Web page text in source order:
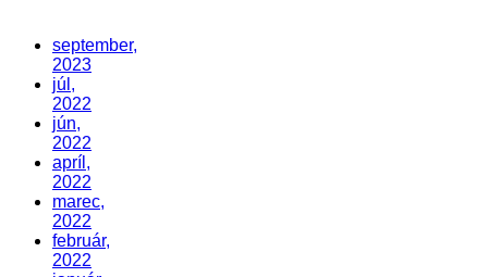
september,
2023
júl,
2022
jún,
2022
apríl,
2022
marec,
2022
február,
2022